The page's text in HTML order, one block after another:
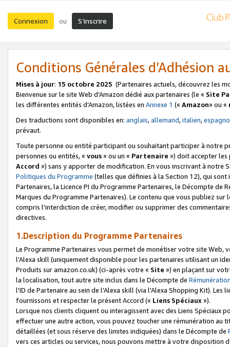
Connexion ou S’inscrire
Conditions Générales d’Adhésion
Mises à jour: 15 octobre 2025 (Partenaires actuels, découvrez les
Bienvenue sur le site Web d’Amazon dédié aux partenaires (le « Site
les différentes entités d’Amazon, listées en Annexe 1 (« Amazon» ou «
Des traductions sont disponibles en: anglais,allemand,italien,
prévaut.
Toute personne ou entité participant ou souhaitant participer à notre
personnes ou entités, « vous» ou un « Partenaire ») doit accepter les
Accord ») sans y apporter de modification. En vous inscrivant à notre
Politiques du Programme (telles que définies à la Section 12), qui
Partenaires, la Licence PI du Programme Partenaires, le Décompte de
Marques du Programme Partenaires). Le contenu que vous publiez
compris l'interdiction de créer, modifier ou supprimer des
directives.
1.Description du Programme Partenaires
Le Programme Partenaires vous permet de monétiser votre site Web,
l'Alexa skill (uniquement disponible pour les partenaires utilisant un
Produits sur amazon.co.uk) (ci-après votre « Site ») en plaçant sur
la localisation, tout autre site inclus dans le Décompte de
l'ID de Partenaire au sein de l'Alexa skill (via l'Alexa Shopping Kit).
fournissons et respecter le présent Accord (« Liens Spéciaux»).
Lorsque nos clients cliquent ou interagissent avec des Liens Spéciaux
effectuer une autre action, vous pouvez toucher une rémunération
détaillées (et sous réserve des limites indiquées) dans le Décompte de
vers ces articles ou services, nous pouvons mettre à votre disposition